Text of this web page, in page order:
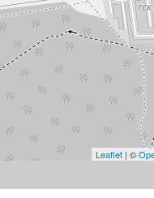
Leaflet | ©